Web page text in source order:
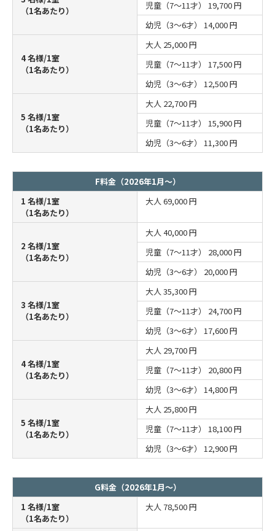
（1名あたり）
児童（7～11才） 19,700 円
幼児（3～6才） 14,000 円
4 名様/1室
（1名あたり）
大人 25,000 円
児童（7～11才） 17,500 円
幼児（3～6才） 12,500 円
5 名様/1室
（1名あたり）
大人 22,700 円
児童（7～11才） 15,900 円
幼児（3～6才） 11,300 円
F料金（2026年1月～）
1 名様/1室
（1名あたり）
大人 69,000 円
2 名様/1室
（1名あたり）
大人 40,000 円
児童（7～11才） 28,000 円
幼児（3～6才） 20,000 円
3 名様/1室
（1名あたり）
大人 35,300 円
児童（7～11才） 24,700 円
幼児（3～6才） 17,600 円
4 名様/1室
（1名あたり）
大人 29,700 円
児童（7～11才） 20,800 円
幼児（3～6才） 14,800 円
5 名様/1室
（1名あたり）
大人 25,800 円
児童（7～11才） 18,100 円
幼児（3～6才） 12,900 円
G料金（2026年1月～）
1 名様/1室
（1名あたり）
大人 78,500 円